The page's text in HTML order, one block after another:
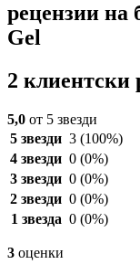
рецензии на
Gel
2 клиентски
5,0 от 5 звезди
5 звезди 3 (100%)
4 звезди 0 (0%)
3 звезди 0 (0%)
2 звезди 0 (0%)
1 звезда 0 (0%)
3 оценки